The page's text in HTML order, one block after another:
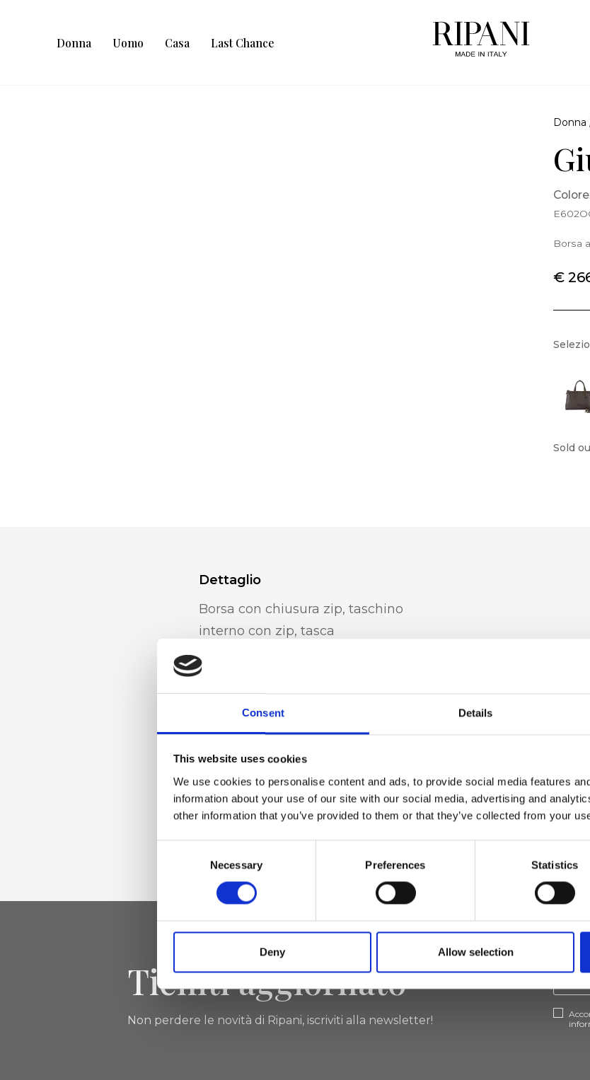
Consent Details
This website uses cookies
We use cookies to personalise content and ads, to provide social media features
information about your use of our site with our social media, advertising and
other information that you’ve provided to them or that they’ve collected from your
Necessary Preferences Statistics
Deny Allow selection
Donna Uomo Casa Last Chance
Donna
Borsa
€
Sold
Dettaglio
Borsa con chiusura zip, taschino
interno con zip, tasca
Materiale
Vera pelle effetto cervo, Accessori
oro chiaro
Dimensione
Tieniti aggiornato
Non perdere le novità di Ripani, iscriviti alla newsletter!